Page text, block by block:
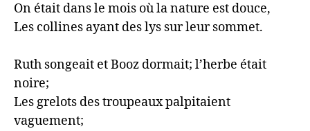
On était dans le mois où la nature est douce,
Les collines ayant des lys sur leur sommet.
Ruth songeait et Booz dormait; l’herbe était
noire;
Les grelots des troupeaux palpitaient
vaguement;